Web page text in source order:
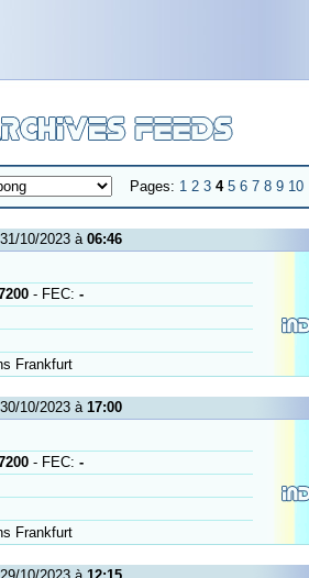
Pages: 1 2 3 4 5 6 7 8 9 10
10/2023 à06:46
- FEC: -
Frankfurt
10/2023 à17:00
- FEC: -
Frankfurt